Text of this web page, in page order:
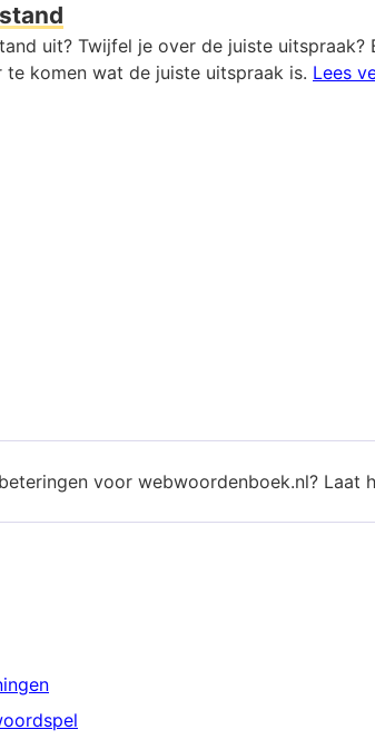
uit? Twijfel je over de juiste uitspraak?
te komen wat de juiste uitspraak is. Lees
voor webwoordenboek.nl? Laat